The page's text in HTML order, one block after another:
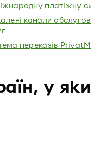
платіжну
канали
переказів
у